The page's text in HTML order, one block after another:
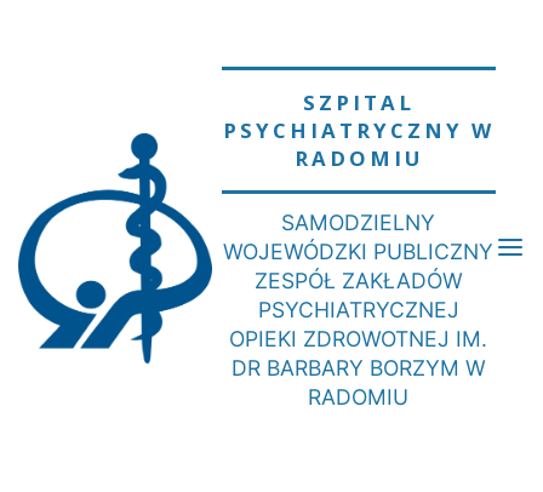
SZPITAL
PSYCHIATRYCZNY W
RADOMIU
SAMODZIELNY
WOJEWÓDZKI PUBLICZNY
ZESPÓŁ ZAKŁADÓW
PSYCHIATRYCZNEJ
OPIEKI ZDROWOTNEJ IM.
DR BARBARY BORZYM W
RADOMIU